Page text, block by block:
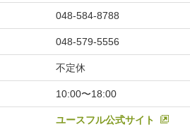
048-584-8788
048-579-5556
不定休
10:00〜18:00
ユースフル公式サイト